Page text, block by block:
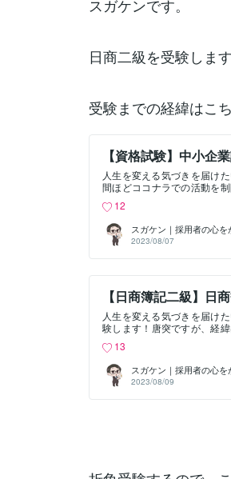
スガケンです。
日商二級を受験します
受験までの経緯はこ
【資格試験】中小企
人生を変える気づきを届け
間ほどココナラでの活動を
の一つに中小企業診断士試
で二年目です。そして自己
目の受験は決定的です！(笑)
政策の科目合格（予定）を
年受からないと大変なので
るので、私の備忘録として
って文字に残していきたい
日～自己採点までの気づき
強中から困っていたのです
ります。若い頃はずっと座
はある程度予想がついたの
たかわかりませんが、多少
┗長い。とにかく長いです
~15時と二日間がっちりで
技術者を持っているので（
12
スガケン｜採用者の心
2023/08/07
【日商簿記二級】日
人生を変える気づきを届け
験します！唐突ですが、経
です。私は転職したいなぁ
バックオフィス系の転職を
ことがあります。おすすめ
もあります。経理は部門の
らい役立つ資格なのかを見
ると思いますが、簿記の勉
13
スガケン｜採用者の心
2023/08/09